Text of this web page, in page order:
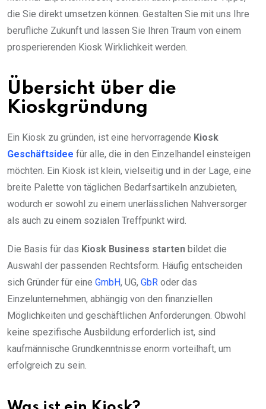
die Sie direkt umsetzen können. Gestalten Sie mit uns Ihre
berufliche Zukunft und lassen Sie Ihren Traum von einem
prosperierenden Kiosk Wirklichkeit werden.
Übersicht über die
Kioskgründung
Ein Kiosk zu gründen, ist eine hervorragende Kiosk
Geschäftsidee für alle, die in den Einzelhandel einsteigen
möchten. Ein Kiosk ist klein, vielseitig und in der Lage, eine
breite Palette von täglichen Bedarfsartikeln anzubieten,
wodurch er sowohl zu einem unerlässlichen Nahversorger
als auch zu einem sozialen Treffpunkt wird.
Die Basis für das Kiosk Business starten bildet die
Auswahl der passenden Rechtsform. Häufig entscheiden
sich Gründer für eine GmbH, UG, GbR oder das
Einzelunternehmen, abhängig von den finanziellen
Möglichkeiten und geschäftlichen Anforderungen. Obwohl
keine spezifische Ausbildung erforderlich ist, sind
kaufmännische Grundkenntnisse enorm vorteilhaft, um
erfolgreich zu sein.